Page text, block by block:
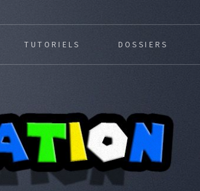
TUTORIELS DOSSIERS